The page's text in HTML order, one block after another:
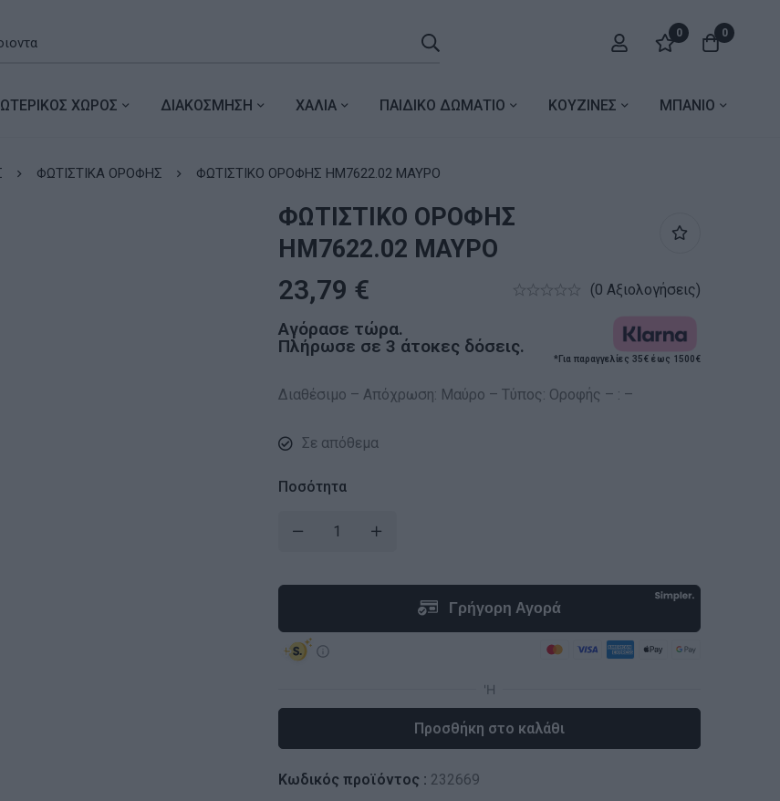
0 0
ΧΩΡΟΣ ΔΙΑΚΟΣΜΗΣΗ ΧΑΛΙΑ ΠΑΙΔΙΚΟ ΔΩΜΑΤΙΟ ΚΟΥΖΙΝΕΣ ΜΠΑΝΙΟ
ΦΩΤΙΣΤΙΚΑ ΟΡΟΦΗΣ ΦΩΤΙΣΤΙΚΟ ΟΡΟΦΗΣ HM7622.02 ΜΑΥΡΟ
ΦΩΤΙΣΤΙΚΟ ΟΡΟΦΗΣ
HM7622.02 ΜΑΥΡΟ
23,79 € (0 Αξιολογήσεις)
Αγόρασε τώρα.
Πλήρωσε σε 3 άτοκες δόσεις.
*Για παραγγελίες 35€ έως 1500€
Διαθέσιμο – Απόχρωση: Μαύρο – Τύπος: Οροφής – : –
Σε απόθεμα
Ποσότητα
Προσθήκη στο καλάθι
Κωδικός προϊόντος : 232669